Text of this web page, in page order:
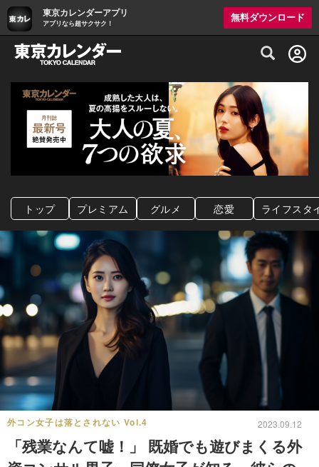
東京カレンダーアプリ
アプリなら超サクサク！
無料ダウンロード
グルメ情報・プレミアムレストラン予約
トップ プレミアム グルメ 恋愛 ライフスタ
外コン女子は落とされない Vol.4 2023.09.12
「残業なんて嘘！」 既婚でも遊びまくる外